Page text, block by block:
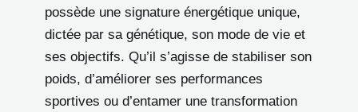
possède une signature énergétique unique,
dictée par sa génétique, son mode de vie et
ses objectifs. Qu’il s’agisse de stabiliser son
poids, d’améliorer ses performances
sportives ou d’entamer une transformation